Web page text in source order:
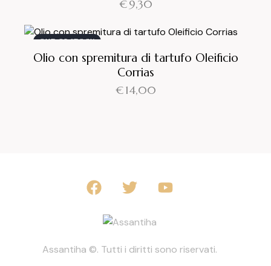
€9,30
OUT OF STOCK
Olio con spremitura di tartufo Oleificio
Corrias
€14,00
Assantiha ©. Tutti i diritti sono riservati.